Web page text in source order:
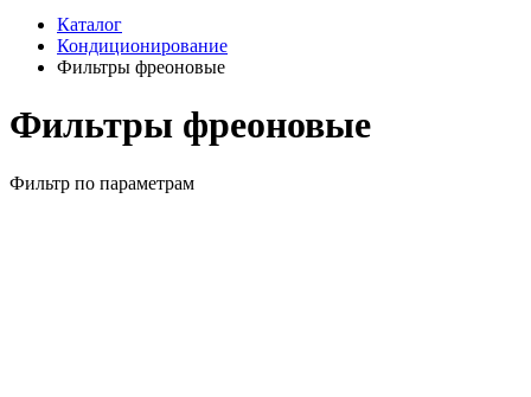
Каталог
Кондиционирование
Фильтры фреоновые
Фильтры фреоновые
Фильтр по параметрам